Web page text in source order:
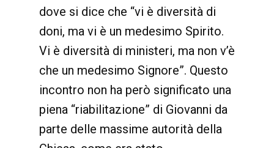
dove si dice che “vi è diversità di
doni, ma vi è un medesimo Spirito.
Vi è diversità di ministeri, ma non v’è
che un medesimo Signore”. Questo
incontro non ha però significato una
piena “riabilitazione” di Giovanni da
parte delle massime autorità della